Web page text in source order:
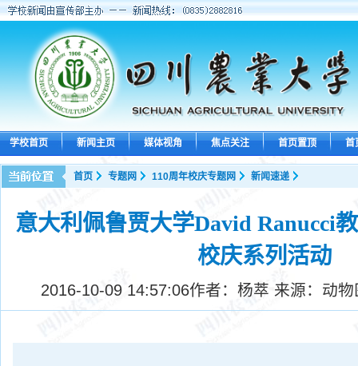
学校首页 新闻主页 媒体视角 焦点关注 首页置顶 首
首页 专题网 110周年校庆专题网 新闻速递
意大利佩鲁贾大学David Ranucci
校庆系列活动
2016-10-09 14:57:06作者：杨萃 来源：动